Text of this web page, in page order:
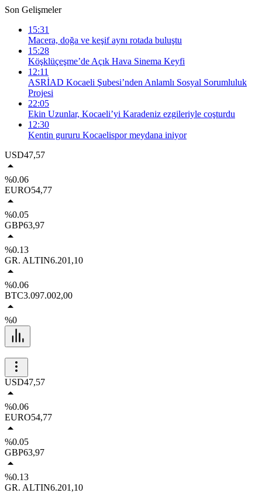
Son Gelişmeler
15:31
Macera, doğa ve keşif aynı rotada buluştu
15:28
Köşklüçeşme’de Açık Hava Sinema Keyfi
12:11
ASRİAD Kocaeli Şubesi’nden Anlamlı Sosyal Sorumluluk
Projesi
22:05
Ekin Uzunlar, Kocaeli’yi Karadeniz ezgileriyle coşturdu
12:30
Kentin gururu Kocaelispor meydana iniyor
USD47,57
%0.06
EURO54,77
%0.05
GBP63,97
%0.13
GR. ALTIN6.201,10
%0.06
BTC3.097.002,00
%0
USD47,57
%0.06
EURO54,77
%0.05
GBP63,97
%0.13
GR. ALTIN6.201,10